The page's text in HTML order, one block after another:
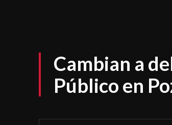
Cambian a
Público en